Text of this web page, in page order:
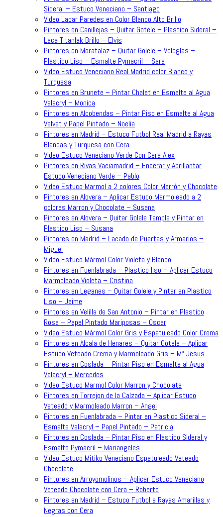
Sideral – Estuco Veneciano – Santiago
Video Lacar Paredes en Color Blanco Alto Brillo
Pintores en Canillejas – Quitar Gotele – Plastico Sideral –
Laca Titanlak Brillo – Elvis
Pintores en Moratalaz – Quitar Golele – Veloglas –
Plastico Liso – Esmalte Pymacril – Sara
Video Estuco Veneciano Real Madrid color Blanco y
Turquesa
Pintores en Brunete – Pintar Chalet en Esmalte al Agua
Valacryl – Monica
Pintores en Alcobendas – Pintar Piso en Esmalte al Agua
Velvet y Papel Pintado – Noelia
Pintores en Madrid – Estuco Futbol Real Madrid a Rayas
Blancas y Turquesa con Cera
Video Estuco Veneciano Verde Con Cera Alex
Pintores en Rivas Vaciamadrid – Encerar y Abrillantar
Estuco Veneciano Verde – Pablo
Video Estuco Marmol a 2 colores Color Marrón y Chocolate
Pintores en Alovera – Aplicar Estuco Marmoleado a 2
colores Marron y Chocolate – Susana
Pintores en Alovera – Quitar Golele Temple y Pintar en
Plastico Liso – Susana
Pintores en Madrid – Lacado de Puertas y Armarios –
Miguel
Video Estuco Mármol Color Violeta y Blanco
Pintores en Fuenlabrada – Plastico liso – Aplicar Estuco
Marmoleado Violeta – Cristina
Pintores en Leganes – Quitar Golele y Pintar en Plastico
Liso – Jaime
Pintores en Velilla de San Antonio – Pintar en Plastico
Rosa – Papel Pintado Mariposas – Oscar
Video Estuco Mármol Color Gris y Espatuleado Color Crema
Pintores en Alcala de Henares – Quitar Gotele – Aplicar
Estuco Veteado Crema y Marmoleado Gris – Mª Jesus
Pintores en Coslada – Pintar Piso en Esmalte al Agua
Valacryl – Mercedes
Video Estuco Marmol Color Marron y Chocolate
Pintores en Torrejon de la Calzada – Aplicar Estuco
Veteado y Marmoleado Marron – Angel
Pintores en Fuenlabrada – Pintar en Plastico Sideral –
Esmalte Valacryl – Papel Pintado – Patricia
Pintores en Coslada – Pintar Piso en Plastico Sideral y
Esmalte Pymacril – Mariangeles
Video Estuco Mitiko Veneciano Espatuleado Veteado
Chocolate
Pintores en Arroyomolinos – Aplicar Estuco Veneciano
Veteado Chocolate con Cera – Roberto
Pintores en Madrid – Estuco Futbol a Rayas Amarillas y
Negras con Cera